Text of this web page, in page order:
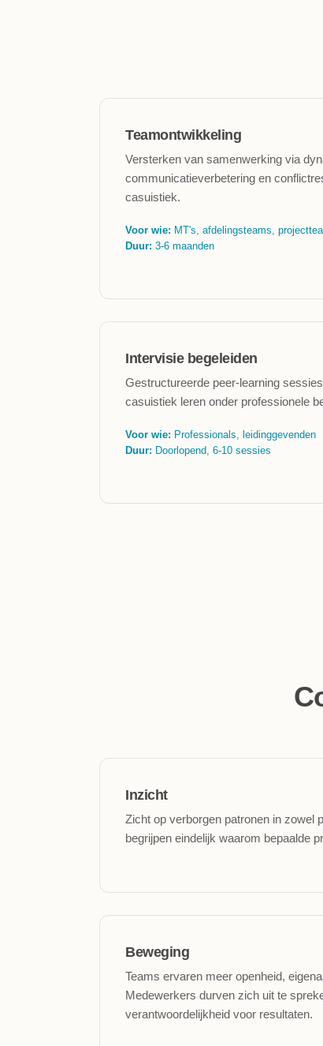
Teamontwikkeling
Versterken van samenwerking via
communicatieverbetering en
casuistiek.
Voor wie: MT's, afdelingsteams,
Duur: 3-6 maanden
Intervisie begeleiden
Gestructureerde peer-learning
casuistiek leren onder professionele
Voor wie: Professionals, leidinggevenden
Duur: Doorlopend, 6-10 sessies
Inzicht
Zicht op verborgen patronen in zowel
begrijpen eindelijk waarom bepaalde
Beweging
Teams ervaren meer openheid,
Medewerkers durven zich uit te
verantwoordelijkheid voor resultaten.